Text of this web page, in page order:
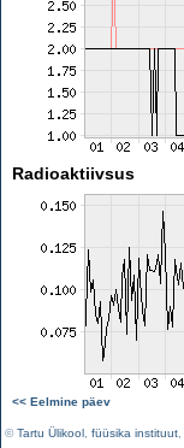
Radioaktiivsus
<< Eelmine päev
©Tartu Ülikool füüsika instituut